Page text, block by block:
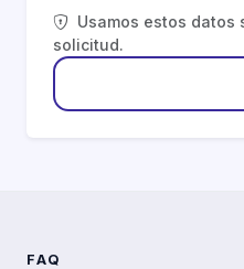
Usamos estos datos
solicitud.
FAQ